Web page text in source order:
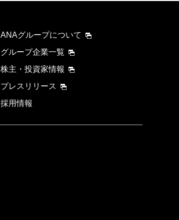
ANAグループについて
グループ企業一覧
株主・投資家情報
プレスリリース
採用情報